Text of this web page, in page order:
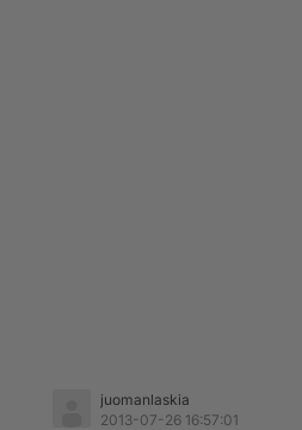
en jaksanu kirjotaa kunnolla
juomanlaskia
2013-07-26 16:57:01